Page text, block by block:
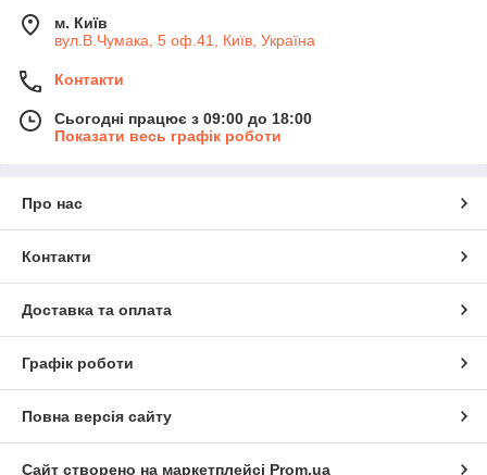
м. Київ
вул.В.Чумака, 5 оф.41, Київ, Україна
Контакти
Сьогодні працює з 09:00 до 18:00
Показати весь графік роботи
Про нас
Контакти
Доставка та оплата
Графік роботи
Повна версія сайту
Сайт створено на маркетплейсі Prom.ua